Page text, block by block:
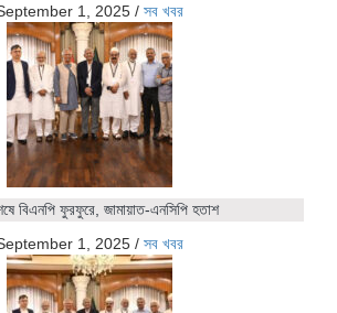
1, 2025 / সব খবর
বিএনপি ফুরফুরে, জামায়াত-এনসিপি হতাশ
1, 2025 / সব খবর